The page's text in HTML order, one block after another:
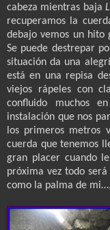
cabeza mientras baja
recuperamos la
debajo vemos un hito
Se puede destrepar
situación da una
está en una repisa
viejos rápeles con
confluido muchos
instalación que nos
los primeros metros
cuerda que tenemos
gran placer cuando
próxima vez todo
como la palma de